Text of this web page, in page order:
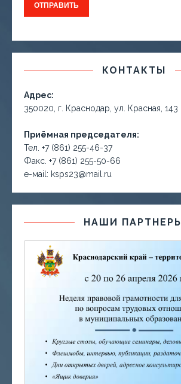
КОНТАКТЫ
Адрес:
350020, г. Краснодар, ул. Красная, 143
Приёмная председателя:
Тел. +7 (861) 255-46-37
Факс. +7 (861) 255-50-66
е-маil: ksps23@mail.ru
НАШИ ПАРТНЕРЫ